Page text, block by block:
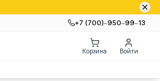
+7 (700)‒950‒99‒13
Корзина Войти